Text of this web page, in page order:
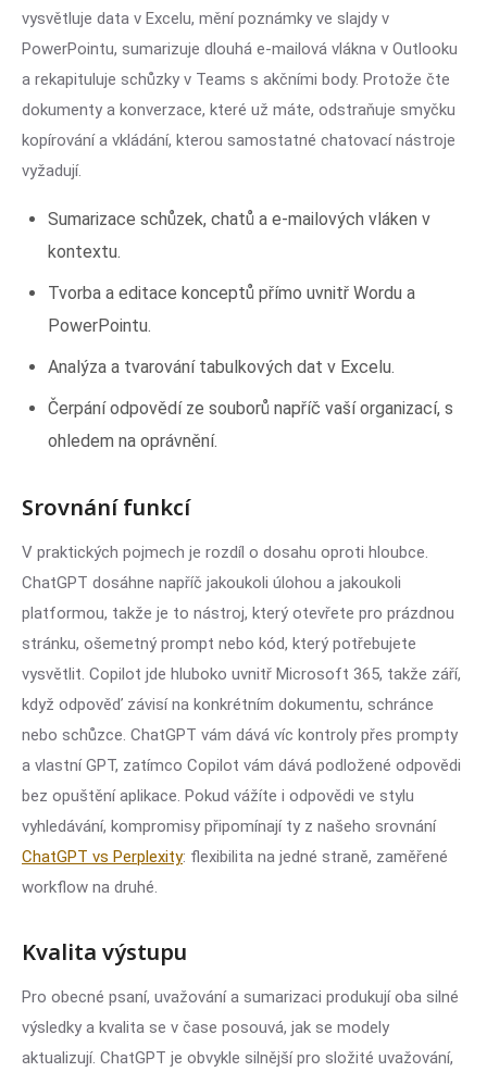
vysvětluje data v Excelu, mění poznámky ve slajdy v
PowerPointu, sumarizuje dlouhá e-mailová vlákna v Outlooku
a rekapituluje schůzky v Teams s akčními body. Protože čte
dokumenty a konverzace, které už máte, odstraňuje smyčku
kopírování a vkládání, kterou samostatné chatovací nástroje
vyžadují.
Sumarizace schůzek, chatů a e-mailových vláken v
kontextu.
Tvorba a editace konceptů přímo uvnitř Wordu a
PowerPointu.
Analýza a tvarování tabulkových dat v Excelu.
Čerpání odpovědí ze souborů napříč vaší organizací, s
ohledem na oprávnění.
Srovnání funkcí
V praktických pojmech je rozdíl o dosahu oproti hloubce.
ChatGPT dosáhne napříč jakoukoli úlohou a jakoukoli
platformou, takže je to nástroj, který otevřete pro prázdnou
stránku, ošemetný prompt nebo kód, který potřebujete
vysvětlit. Copilot jde hluboko uvnitř Microsoft 365, takže září,
když odpověď závisí na konkrétním dokumentu, schránce
nebo schůzce. ChatGPT vám dává víc kontroly přes prompty
a vlastní GPT, zatímco Copilot vám dává podložené odpovědi
bez opuštění aplikace. Pokud vážíte i odpovědi ve stylu
vyhledávání, kompromisy připomínají ty z našeho srovnání
ChatGPT vs Perplexity: flexibilita na jedné straně, zaměřené
workflow na druhé.
Kvalita výstupu
Pro obecné psaní, uvažování a sumarizaci produkují oba silné
výsledky a kvalita se v čase posouvá, jak se modely
aktualizují. ChatGPT je obvykle silnější pro složité uvažování,